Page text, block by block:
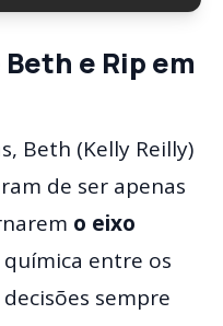
e Rip em
Beth (Kelly Reilly)
de ser apenas
o eixo
química entre os
sempre